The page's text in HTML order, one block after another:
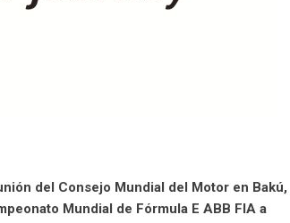
del Consejo Mundial del Motor en Bakú,
Mundial de Fórmula E ABB FIA a